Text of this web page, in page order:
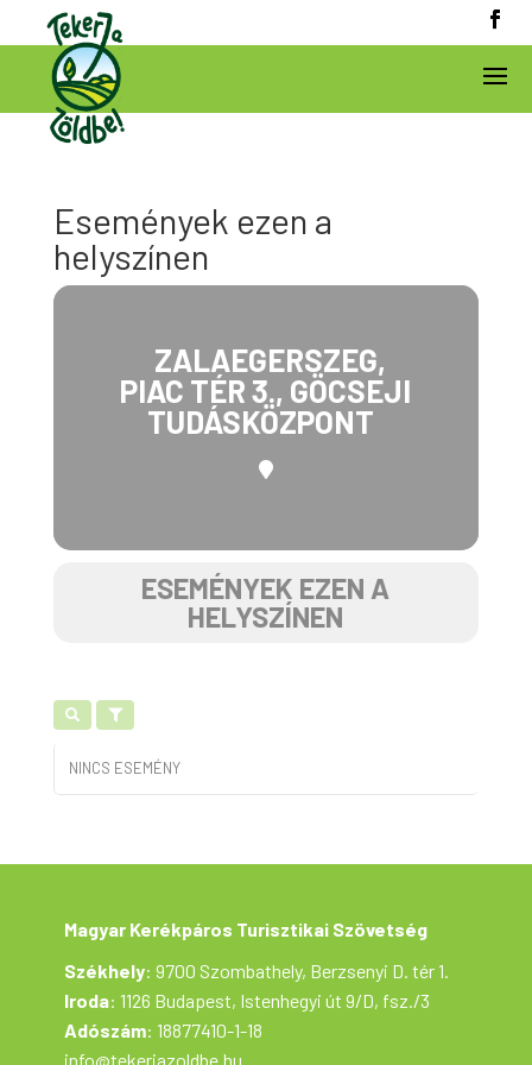
Események ezen a
helyszínen
ZALAEGERSZEG,
PIAC TÉR 3., GÖCSEJI
TUDÁSKÖZPONT
ESEMÉNYEK EZEN A
HELYSZÍNEN
NINCS ESEMÉNY
Magyar Kerékpáros Turisztikai Szövetség
Székhely: 9700 Szombathely, Berzsenyi D. tér 1.
Iroda: 1126 Budapest, Istenhegyi út 9/D, fsz./3
Adószám: 18877410-1-18
info@tekerjazoldbe.hu